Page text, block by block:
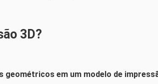
3D?
geométricos em um modelo de